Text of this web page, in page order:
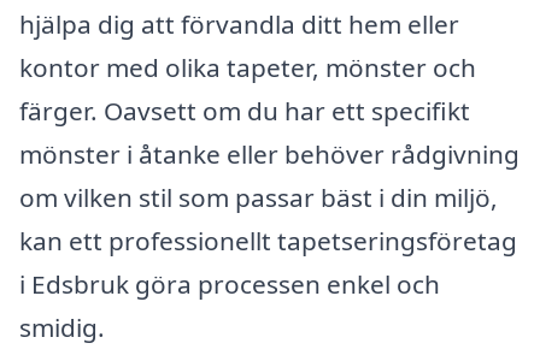
hjälpa dig att förvandla ditt hem eller
kontor med olika tapeter, mönster och
färger. Oavsett om du har ett specifikt
mönster i åtanke eller behöver rådgivning
om vilken stil som passar bäst i din miljö,
kan ett professionellt tapetseringsföretag
i Edsbruk göra processen enkel och
smidig.